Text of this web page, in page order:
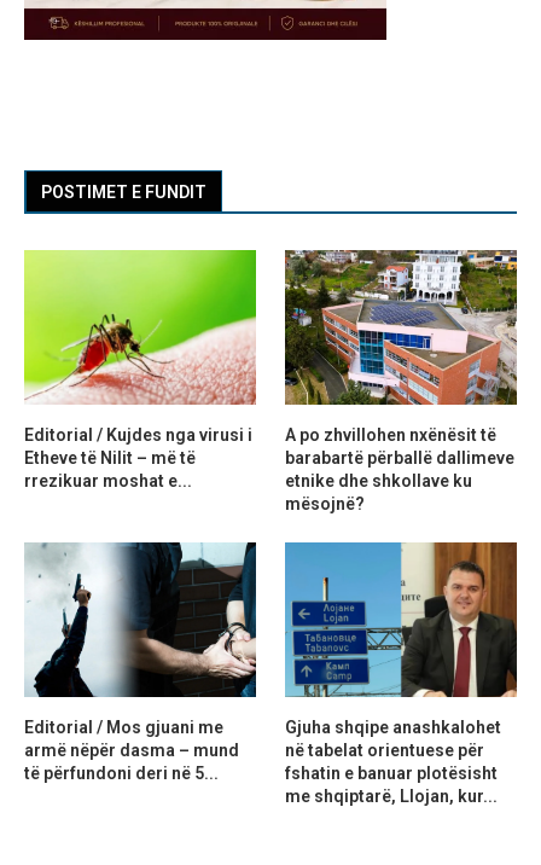
POSTIMET E FUNDIT
Editorial / Kujdes nga virusi i
Etheve të Nilit – më të
rrezikuar moshat e...
A po zhvillohen nxënësit të
barabartë përballë dallimeve
etnike dhe shkollave ku
mësojnë?
Editorial / Mos gjuani me
armë nëpër dasma – mund
të përfundoni deri në 5...
Gjuha shqipe anashkalohet
në tabelat orientuese për
fshatin e banuar plotësisht
me shqiptarë, Llojan, kur...